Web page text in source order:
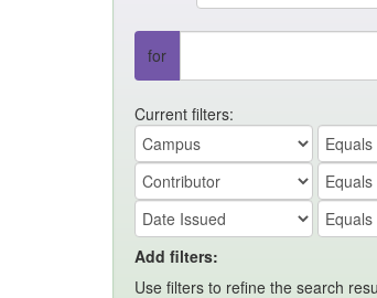
for
Current filters:
Add filters:
Use filters to refine the search